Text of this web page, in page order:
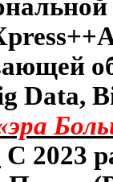
++
Data,
С 2023